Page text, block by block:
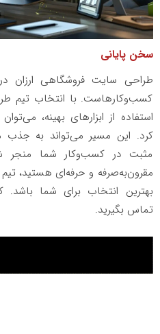
سخن پایانی
طراحی سایت فروشگاهی ارزان
کسب‌وکارهاست. با انتخاب تیم
استفاده از ابزارهای بهینه،
کرد. این مسیر می‌تواند به جذب
مثبت در کسب‌وکار شما منجر
مقرون‌به‌صرفه و حرفه‌ای هستید،
بهترین انتخاب برای شما
تماس بگیرید.